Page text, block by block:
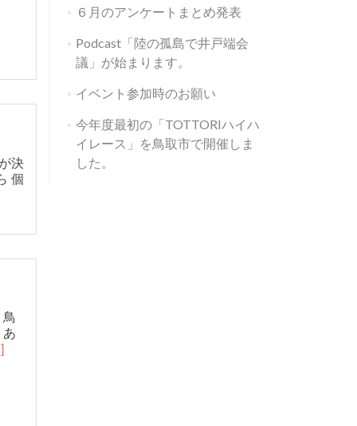
決
個
６月のアンケートまとめ発表
Podcast「陸の孤島で井戸端会
議」が始まります。
イベント参加時のお願い
今年度最初の「TOTTORIハイハ
イレース」を鳥取市で開催しま
した。